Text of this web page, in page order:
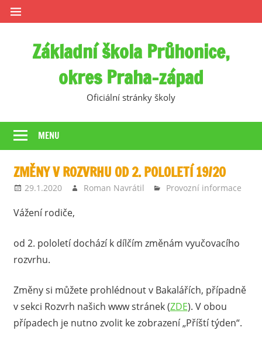
Skip
to
Základní škola Průhonice,
okres Praha-západ
Oficiální stránky školy
MENU
ZMĚNY V ROZVRHU OD 2. POLOLETÍ 19/20
29.1.2020 Roman Navrátil Provozní informace
Vážení rodiče,
od 2. pololetí dochází k dílčím změnám vyučovacího
rozvrhu.
Změny si můžete prohlédnout v Bakalářích, případně
v sekci Rozvrh našich www stránek (ZDE). V obou
případech je nutno zvolit ke zobrazení „Příští týden“.